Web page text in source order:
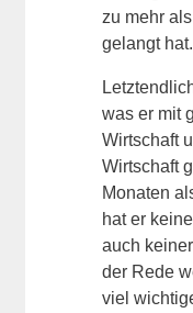
zu mehr
gelangt
was er mit
Wirtschaft
Wirtschaft
Monaten
hat er
auch
der Rede
viel